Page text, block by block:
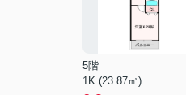
5階
1K (23.87㎡)